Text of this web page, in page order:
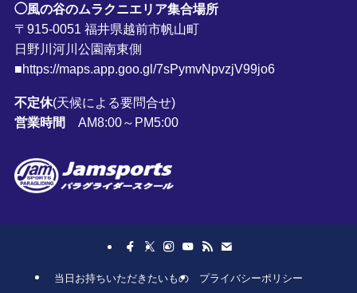
◯風の谷のムラクニエリア集合場所
〒915-0051 福井県越前市帆山町
日野川河川公園南東側
■https://maps.app.goo.gl/7sPymvNpvzjV99jo6
不定休(天候による要問合せ)
営業時間
AM8:00～PM5:00
当日お持ちいただきたいもの プライバシーポリシー